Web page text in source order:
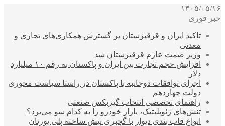
۱۴۰۵/۰۵/۱۶
خبر فوری
تاکید ایران و قرقیزستان بر گسترش همکاری‌های تجاری و
معدنی
وزیر صمت عازم قرقیزستان شد
افزایش حجم تجارت بین ایران و پاکستان به رقم ۱۰ میلیارد
دلار
اجرای توافقات دوجانبه با پاکستان در راستا سیاست محوری
دولت چهاردهم
راهنمای تخصصی انتخاب گیربکس صنعتی
تنش‌های ژئوپلیتیک، بازار خودرو را به کدام سو می‌برد؟
انواع قاب بندی دیوار با گچبری پیش ساخته پلی یورتان